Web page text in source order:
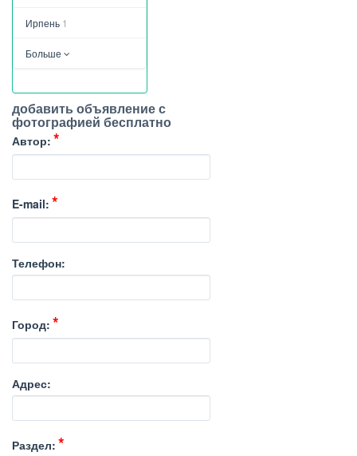
Ирпень 1
Больше
добавить объявление с
фотографией бесплатно
Автор:
E-mail:
Телефон:
Город:
Адрес:
Раздел: